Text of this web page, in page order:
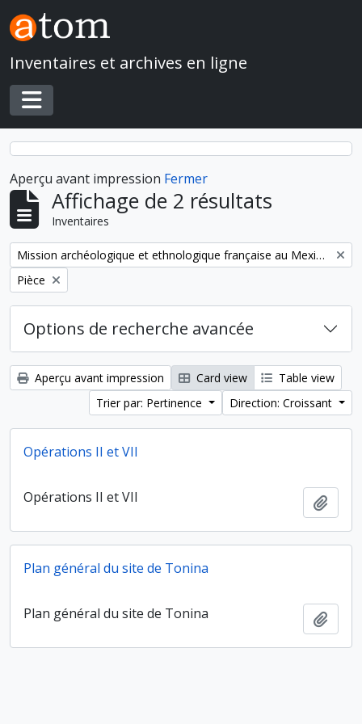
Skip to main content
Inventaires et archives en ligne
Toggle navigation
Aperçu avant impression Fermer
Affichage de 2 résultats
Inventaires
Remove filter:
Mission archéologique et ethnologique française au Mexique
Remove filter:
Pièce
Options de recherche avancée
Aperçu avant impression Card view
Table view
Trier par: Pertinence
Direction: Croissant
Opérations II et VII
Opérations II et VII
Plan général du site de Tonina
Plan général du site de Tonina